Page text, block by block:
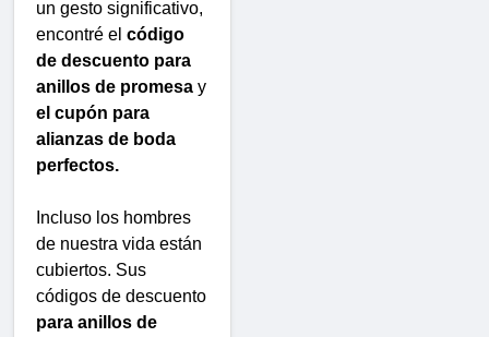
un gesto significativo,
encontré el código
de descuento para
anillos de promesa y
el cupón para
alianzas de boda
perfectos.
Incluso los hombres
de nuestra vida están
cubiertos. Sus
códigos de descuento
para anillos de